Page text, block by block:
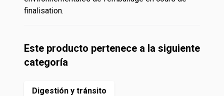
finalisation.
Este producto pertenece a la siguiente
categoría
Digestión y tránsito